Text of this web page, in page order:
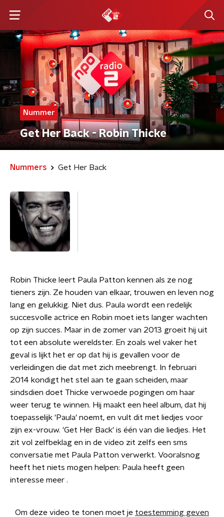
Nummer
Get Her Back - Robin Thicke
Nummers Get Her Back
Robin Thicke leert Paula Patton kennen als ze nog
tieners zijn. Ze houden van elkaar, trouwen en leven nog
lang en gelukkig. Niet dus. Paula wordt een redelijk
succesvolle actrice en Robin moet iets langer wachten
op zijn succes. Maar in de zomer van 2013 groeit hij uit
tot een absolute wereldster. En zoals wel vaker het
geval is lijkt het er op dat hij is gevallen voor de
verleidingen die dat met zich meebrengt. In februari
2014 kondigt het stel aan te gaan scheiden, maar
sindsdien doet Thicke verwoede pogingen om haar
weer terug te winnen. Hij maakt een heel album, dat hij
toepasselijk 'Paula' noemt, en vult dit met liedjes voor
zijn ex-vrouw. 'Get Her Back' is één van die liedjes. Het
zit vol zelfbeklag en in de video zit zelfs een sms
conversatie met Paula Patton verwerkt. Vooralsnog
heeft het niets mogen helpen: Paula heeft geen
interesse meer .
Om deze video te tonen moet je toestemming geven